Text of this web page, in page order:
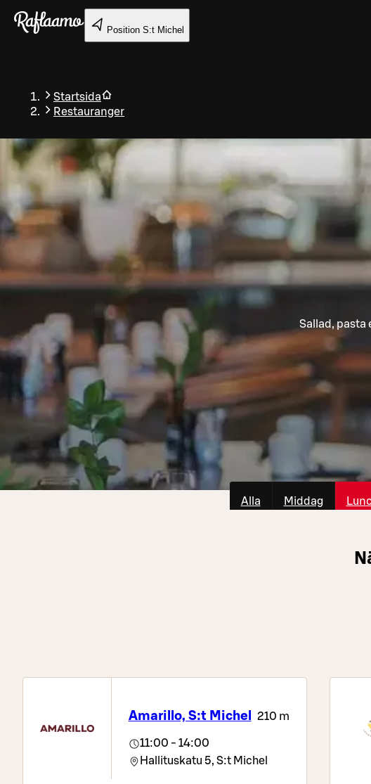
Gå till huvudinnehållet
Position S:t Michel
Startsida
Restauranger
Sallad, pasta
Alla Middag
Amarillo, S:t Michel 210 m
11:00 - 14:00
Hallituskatu 5, S:t Michel